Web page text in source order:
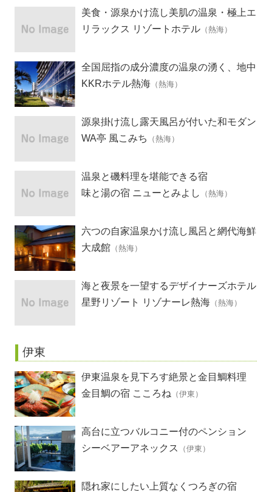
美食・源泉かけ流し美肌の温泉・極上エ
ステ
リラックス リゾートホテル （熱海）
全国屈指の成分濃度の温泉の湧く、地中
海風リゾートホテル
KKRホテル熱海 （熱海）
源泉掛け流し露天風呂が付いた和モダン
客室の隠れ宿
WA亭 風こみち （熱海）
温泉と磯料理を堪能できる宿
味と湯の宿 ニューとみよし
（熱海）
六つの自家温泉かけ流し風呂と網代海鮮
懐石の宿
大成館 （熱海）
海と夜景を一望するデザイナーズホテル
星野リゾート リゾナーレ熱海 （熱海）
伊東
伊東温泉を見下ろす絶景と金目鯛料理
金目鯛の宿 こころね （伊東）
高台に立つバルコニー付のペンション
シーベアーアネックス
（伊東）
隠れ家にしたい上質なくつろぎの宿